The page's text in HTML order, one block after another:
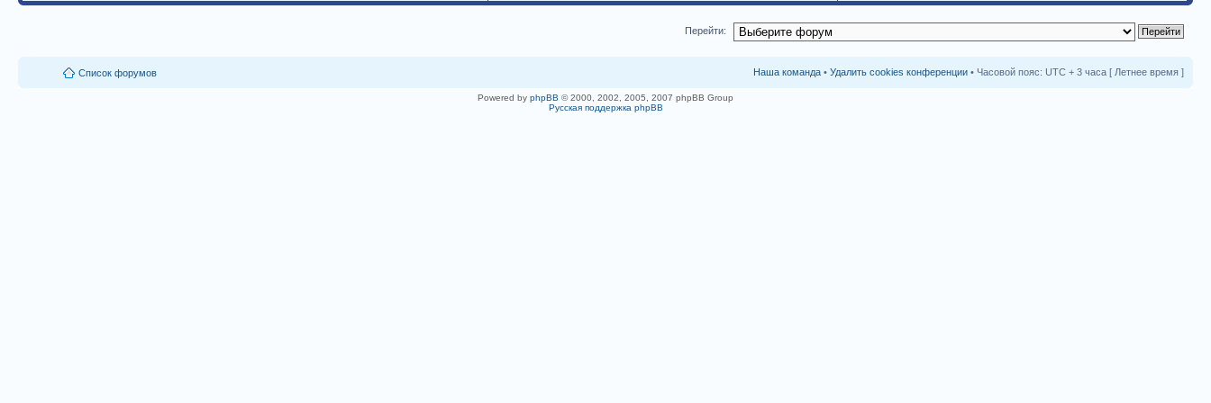
Перейти:
Список форумов Наша команда • Удалить cookies конференции • Часовой пояс: UTC + 3 часа [ Летнее время ]
Powered by phpBB © 2000, 2002, 2005, 2007 phpBB Group
Русская поддержка phpBB